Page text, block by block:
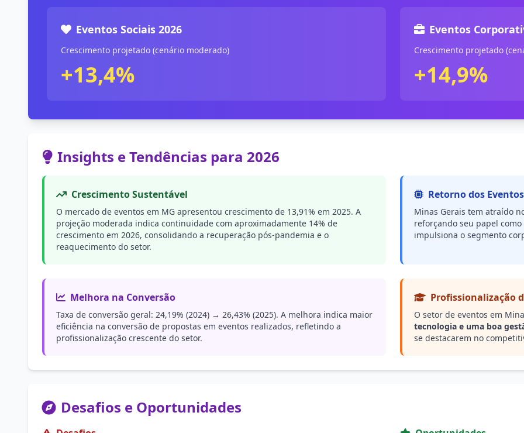
Eventos Sociais 2026
Crescimento projetado (cenário moderado)
+13,4%
Eventos
Crescimento projetado
+14,9%
Insights e Tendências para 2026
Crescimento Sustentável
O mercado de eventos em MG apresentou crescimento de 13,91% em 2025. A
projeção moderada indica continuidade com aproximadamente 14% de
crescimento em 2026, consolidando a recuperação pós-pandemia e o
reaquecimento do setor.
Retorno dos
Minas Gerais tem atraído
reforçando seu papel
impulsiona o segmento
Melhora na Conversão
Taxa de conversão geral: 24,19% (2024) → 26,43% (2025). A melhora indica maior
eficiência na conversão de propostas em eventos realizados, refletindo a
profissionalização crescente do setor.
Profissionalização
O setor de eventos em
tecnologia e uma boa
se destacarem no
Desafios e Oportunidades